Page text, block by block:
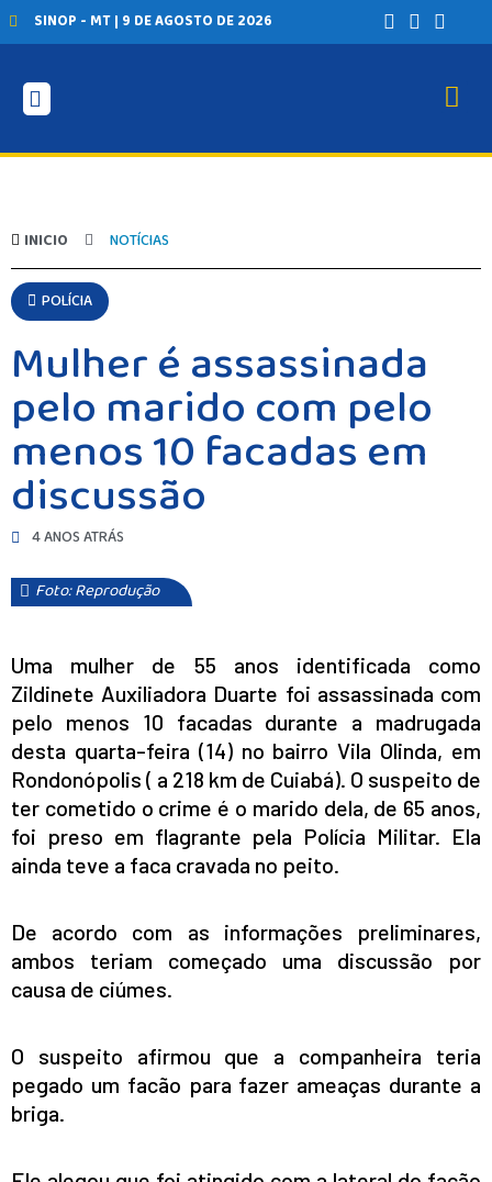
SINOP - MT | 9 DE AGOSTO DE 2026
INICIO NOTÍCIAS
POLÍCIA
Mulher é assassinada
pelo marido com pelo
menos 10 facadas em
discussão
4 ANOS ATRÁS
Foto: Reprodução
Uma mulher de 55 anos identificada como
Zildinete Auxiliadora Duarte foi assassinada com
pelo menos 10 facadas durante a madrugada
desta quarta-feira (14) no bairro Vila Olinda, em
Rondonópolis ( a 218 km de Cuiabá). O suspeito de
ter cometido o crime é o marido dela, de 65 anos,
foi preso em flagrante pela Polícia Militar. Ela
ainda teve a faca cravada no peito.
De acordo com as informações preliminares,
ambos teriam começado uma discussão por
causa de ciúmes.
O suspeito afirmou que a companheira teria
pegado um facão para fazer ameaças durante a
briga.